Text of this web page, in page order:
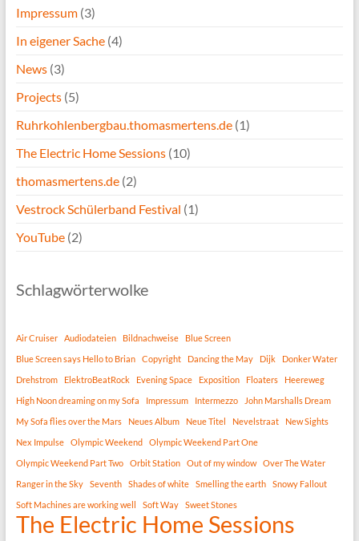
Impressum(3)
In eigener Sache(4)
News(3)
Projects(5)
Ruhrkohlenbergbau.thomasmertens.de(1)
The Electric Home Sessions(10)
thomasmertens.de(2)
Vestrock Schülerband Festival (1)
YouTube(2)
Schlagwörterwolke
Air Cruiser Audiodateien Bildnachweise
Blue Screen
Blue Screen says Hello to Brian
Copyright Dancing the May Dijk
Donker Water
Drehstrom
ElektroBeatRock Evening Space Exposition Floaters
Heereweg
High Noon dreaming on my Sofa
Impressum Intermezzo
John Marshalls Dream
My Sofa flies over the Mars
Neues Album Neue Titel Nevelstraat
New Sights
Nex Impulse
Olympic Weekend
Olympic Weekend Part One
Olympic Weekend Part Two
Orbit Station Out of my window
Over The Water
Ranger in the Sky
Seventh Shades of white Smelling the earth
Snowy Fallout
Soft Machines are working well
Soft Way Sweet Stones
The Electric Home Sessions